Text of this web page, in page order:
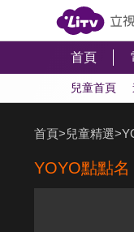
首頁
兒童首頁
首頁>兒童精選>
YOYO點點